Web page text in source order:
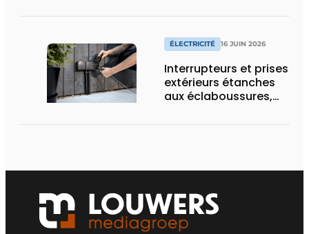
marque premium
ÉLECTRICITÉ 16 JUIN 2026
Interrupteurs et prises
extérieurs étanches
aux éclaboussures,